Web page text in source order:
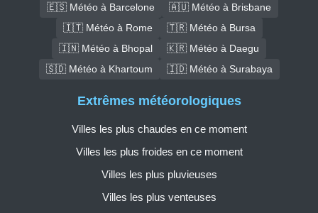
🇪🇸 Météo à Barcelone
🇦🇺 Météo à Brisbane
🇮🇹 Météo à Rome
🇹🇷 Météo à Bursa
🇮🇳 Météo à Bhopal
🇰🇷 Météo à Daegu
🇸🇩 Météo à Khartoum
🇮🇩 Météo à Surabaya
Extrêmes météorologiques
Villes les plus chaudes en ce moment
Villes les plus froides en ce moment
Villes les plus pluvieuses
Villes les plus venteuses